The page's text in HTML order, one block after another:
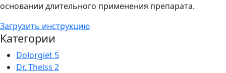
основании длительного применения препарата.
Загрузить инструкцию
Категории
Dolorgiet 5
Dr. Theiss 2